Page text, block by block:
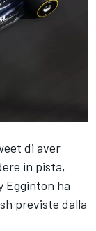
di aver
in pista,
Egginton ha
previste dalla